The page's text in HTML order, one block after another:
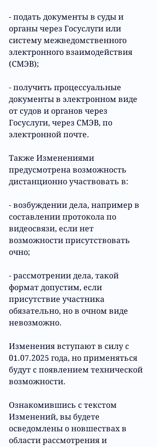
- подать документы в суды и
органы через Госуслуги или
систему межведомственного
электронного взаимодействия
(СМЭВ);
- получить процессуальные
документы в электронном виде
от судов и органов через
Госуслуги, через СМЭВ, по
электронной почте.
Также Изменениями
предусмотрена возможность
дистанционно участвовать в:
- возбуждении дела, например в
составлении протокола по
видеосвязи, если нет
возможности присутствовать
очно;
- рассмотрении дела, такой
формат допустим, если
присутствие участника
обязательно, но в очном виде
невозможно.
Изменения вступают в силу с
01.07.2025 года, но применяться
будут с появлением технической
возможности.
Ознакомившись с текстом
Изменений, вы будете
осведомлены о новшествах в
области рассмотрения и